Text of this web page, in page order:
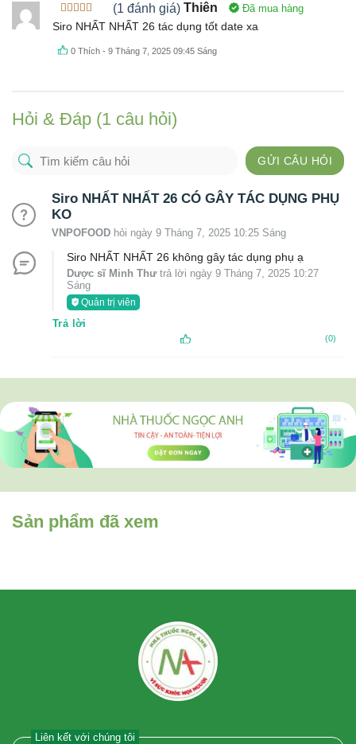
Được xếp
hạng55
sao
(1 đánh giá) Thiên Đã mua hàng
Siro NHẤT NHẤT 26 tác dụng tốt date xa
0 Thích -9 Tháng 7, 2025 09:45 Sáng
Hỏi & Đáp (1 câu hỏi)
GỬI CÂU HỎI
Siro NHẤT NHẤT 26 CÓ GÂY TÁC DỤNG PHỤ
KO
VNPOFOOD hỏi ngày 9 Tháng 7, 2025 10:25 Sáng
Siro NHẤT NHẤT 26 không gây tác dụng phụ ạ
Dược sĩ Minh Thưtrả lời ngày 9 Tháng 7, 2025 10:27
Sáng
Quản trị viên
Trả lời
(0)
Sản phẩm đã xem
Liên kết với chúng tôi